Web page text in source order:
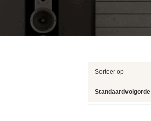
Sorteer op
Standaardvolgorde